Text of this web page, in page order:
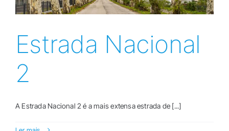
Estrada Nacional
2
A Estrada Nacional 2 é a mais extensa estrada de [...]